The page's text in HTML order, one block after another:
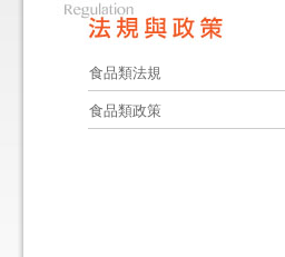
食品類法規
食品類政策